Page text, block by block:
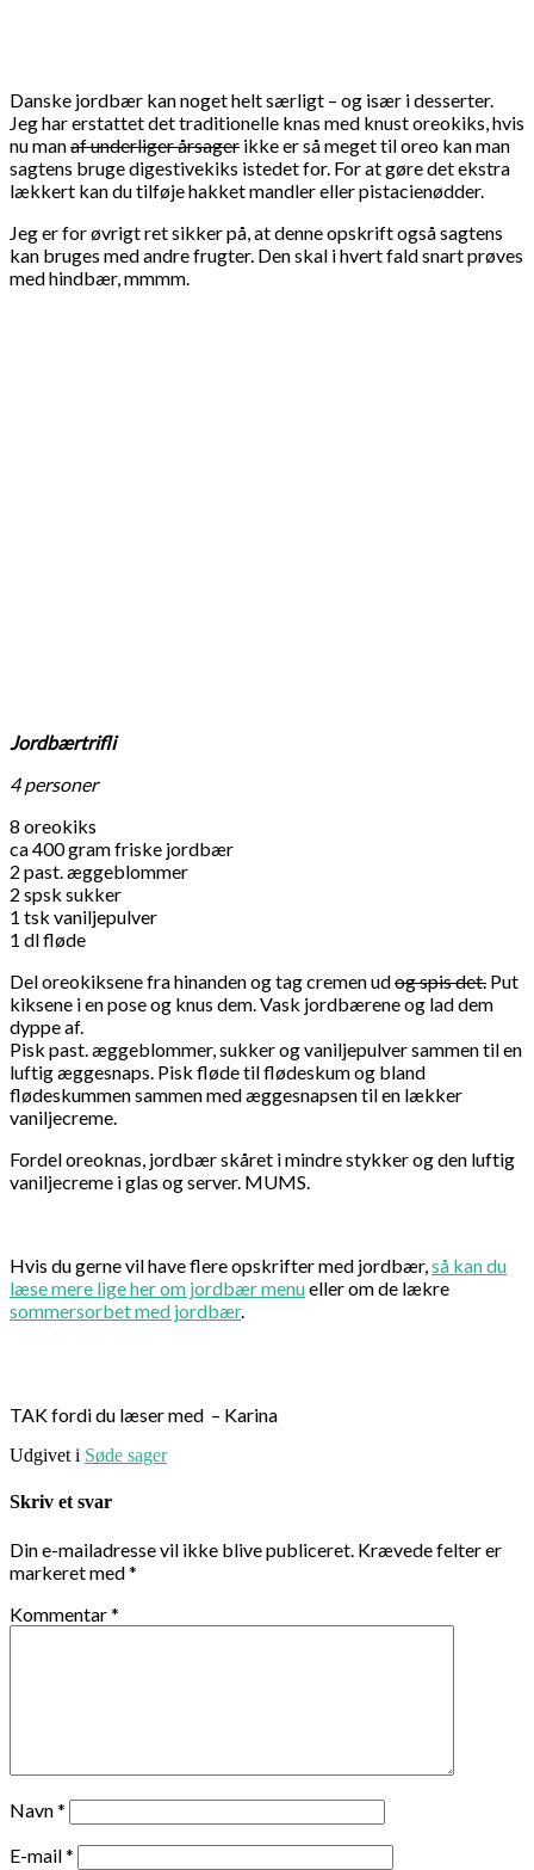
Danske jordbær kan noget helt særligt – og især i desserter.
Jeg har erstattet det traditionelle knas med knust oreokiks, hvis
nu manaf underliger årsager ikke er så meget til oreo kan man
sagtens bruge digestivekiks istedet for. For at gøre det ekstra
lækkert kan du tilføje hakket mandler eller pistacienødder.
Jeg er for øvrigt ret sikker på, at denne opskrift også sagtens
kan bruges med andre frugter. Den skal i hvert fald snart prøves
med hindbær, mmmm.
Jordbærtrifli
4 personer
8 oreokiks
ca 400 gram friske jordbær
2 past. æggeblommer
2 spsk sukker
1 tsk vaniljepulver
1 dl fløde
Del oreokiksene fra hinanden og tag cremen udog spis det. Put
kiksene i en pose og knus dem. Vask jordbærene og lad dem
dyppe af.
Pisk past. æggeblommer, sukker og vaniljepulver sammen til en
luftig æggesnaps. Pisk fløde til flødeskum og bland
flødeskummen sammen med æggesnapsen til en lækker
vaniljecreme.
Fordel oreoknas, jordbær skåret i mindre stykker og den luftig
vaniljecreme i glas og server. MUMS.
Hvis du gerne vil have flere opskrifter med jordbær, så kan du
læse mere lige her om jordbær menueller om de lækre
sommersorbet med jordbær.
TAK fordi du læser med – Karina
Udgivet i Søde sager
Skriv et svar
Din e-mailadresse vil ikke blive publiceret. Krævede felter er
markeret med*
Kommentar*
Navn*
E-mail*